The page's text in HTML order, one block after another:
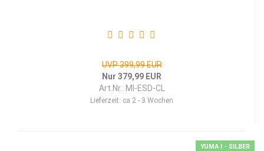
UVP 399,99 EUR
Nur 379,99 EUR
Art.Nr.: MI-ESD-CL
Lieferzeit: ca 2 - 3 Wochen
YUMA I - SILBER